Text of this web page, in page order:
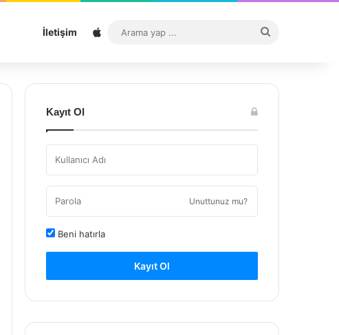
İletişim Sitemap
...
Kayıt Ol
Unuttunuz mu?
Beni hatırla
Kayıt Ol